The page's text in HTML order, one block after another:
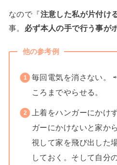
なので『注意した私が片付ける
事。 必ず本人の手で行う事が
他の参考例
毎回電気を消さない。
ころまでやらせる。
上着をハンガーにかけ
ガーにかけないと家か
視して家を飛び出した
しておく。そして自分